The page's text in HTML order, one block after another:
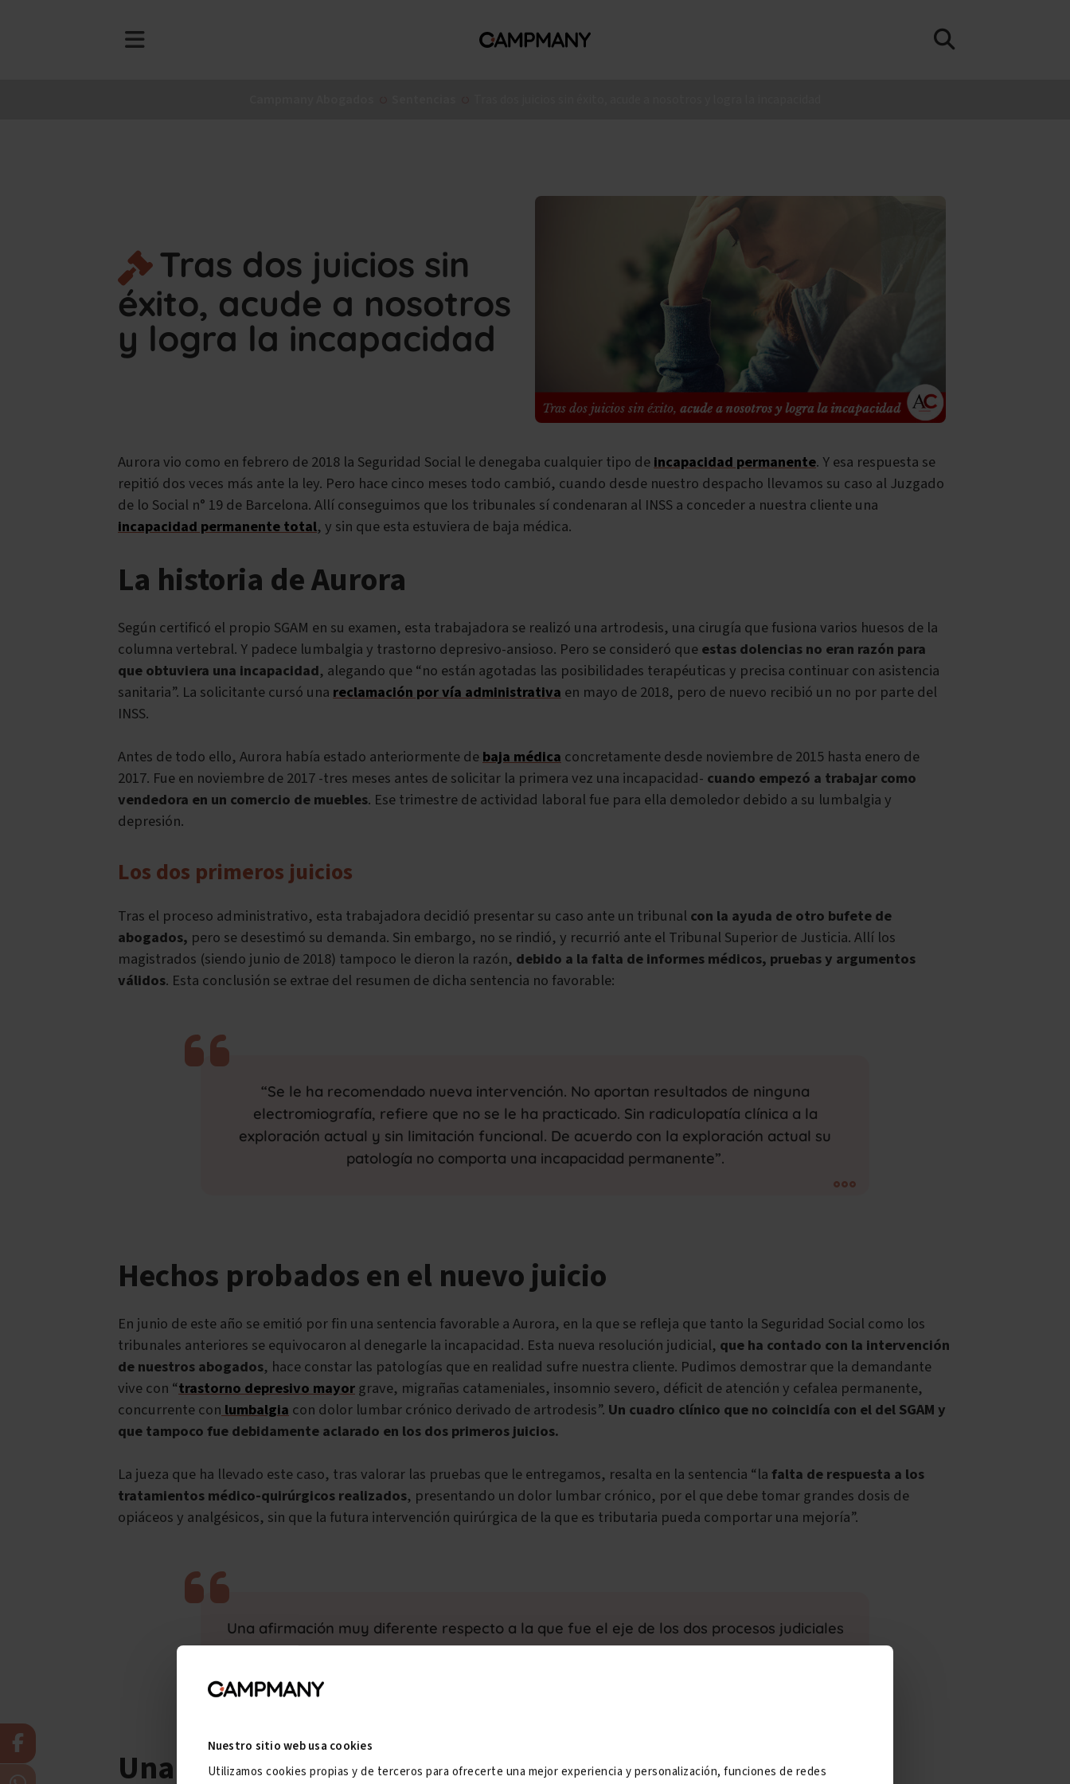
Nuestro sitio web usa cookies
Utilizamos cookies propias y de terceros para ofrecerte una mejor experiencia y personalización, funciones de redes
Tras dos juicios sin
éxito, acude a nosotros
y logra la incapacidad
Aurora vio como en febrero de 2018 la Seguridad Social le denegaba cualquier tipo deincapacidad permanente. Y esa respuesta se
repitió dos veces más ante la ley. Pero hace cinco meses todo cambió, cuando desde nuestro despacho llevamos su caso al Juzgado
de lo Social n° 19 de Barcelona. Allí conseguimos que los tribunales sí condenaran al INSS a conceder a nuestra cliente una
incapacidad permanente total, y sin que esta estuviera de baja médica.
La historia de Aurora
Según certificó el propio SGAM en su examen, esta trabajadora se realizó una artrodesis, una cirugía que fusiona varios huesos de la
columna vertebral. Y padece lumbalgia y trastorno depresivo-ansioso. Pero se consideró queestas dolencias no eran razón para
que obtuviera una incapacidad, alegando que “no están agotadas las posibilidades terapéuticas y precisa continuar con asistencia
sanitaria”. La solicitante cursó unareclamación por vía administrativaen mayo de 2018, pero de nuevo recibió un no por parte del
INSS.
Antes de todo ello, Aurora había estado anteriormente debaja médicaconcretamente desde noviembre de 2015 hasta enero de
2017. Fue en noviembre de 2017 -tres meses antes de solicitar la primera vez una incapacidad- cuando empezó a trabajar como
vendedora en un comercio de muebles. Ese trimestre de actividad laboral fue para ella demoledor debido a su lumbalgia y
depresión.
Los dos primeros juicios
Tras el proceso administrativo, esta trabajadora decidió presentar su caso ante un tribunal con la ayuda de otro bufete de
abogados, pero se desestimó su demanda. Sin embargo, no se rindió, y recurrió ante el Tribunal Superior de Justicia. Allí los
magistrados (siendo junio de 2018) tampoco le dieron la razón, debido a la falta de informes médicos, pruebas y argumentos
válidos. Esta conclusión se extrae del resumen de dicha sentencia no favorable:
“Se le ha recomendado nueva intervención. No aportan resultados de ninguna
electromiografía, refiere que no se le ha practicado. Sin radiculopatía clínica a la
exploración actual y sin limitación funcional. De acuerdo con la exploración actual su
patología no comporta una incapacidad permanente”.
Hechos probados en el nuevo juicio
En junio de este año se emitió por fin una sentencia favorable a Aurora, en la que se refleja que tanto la Seguridad Social como los
tribunales anteriores se equivocaron al denegarle la incapacidad. Esta nueva resolución judicial, que ha contado con la intervención
de nuestros abogados, hace constar las patologías que en realidad sufre nuestra cliente. Pudimos demostrar que la demandante
vive con “trastorno depresivo mayorgrave, migrañas catameniales, insomnio severo, déficit de atención y cefalea permanente,
concurrente conlumbalgiacon dolor lumbar crónico derivado de artrodesis”. Un cuadro clínico que no coincidía con el del SGAM y
que tampoco fue debidamente aclarado en los dos primeros juicios.
La jueza que ha llevado este caso, tras valorar las pruebas que le entregamos, resalta en la sentencia “lafalta de respuesta a los
tratamientos médico-quirúrgicos realizados, presentando un dolor lumbar crónico, por el que debe tomar grandes dosis de
opiáceos y analgésicos, sin que la futura intervención quirúrgica de la que es tributaria pueda comportar una mejoría”.
Una afirmación muy diferente respecto a la que fue el eje de los dos procesos judiciales
previos.
Una incapacidad muy esperada